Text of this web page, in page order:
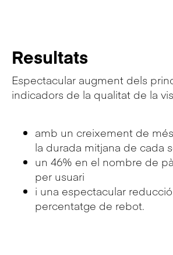
Resultats
Espectacular augment dels
indicadors de la qualitat de la
amb un creixement de
la durada mitjana de cada
un 46% en el nombre de
per usuari
i una espectacular
percentatge de rebot.